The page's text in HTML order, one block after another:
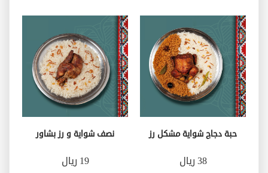
حبة دجاج شواية مشكل رز
38 ريال
نصف شواية و رز بشاور
19 ريال